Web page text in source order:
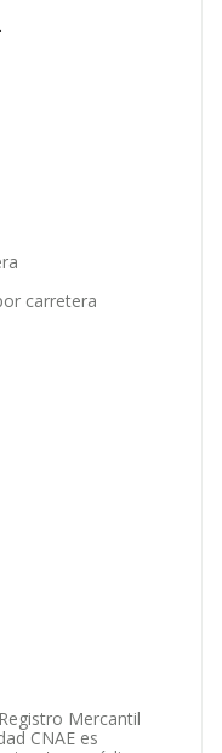
carretera
Mercantil
CNAE es